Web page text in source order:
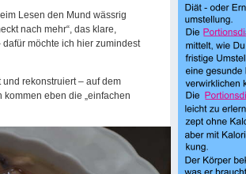
Lesen den Mund wässrig
nach mehr“, das klare,
möchte ich hier zumindest
rekonstruiert – auf dem
eben die „einfachen